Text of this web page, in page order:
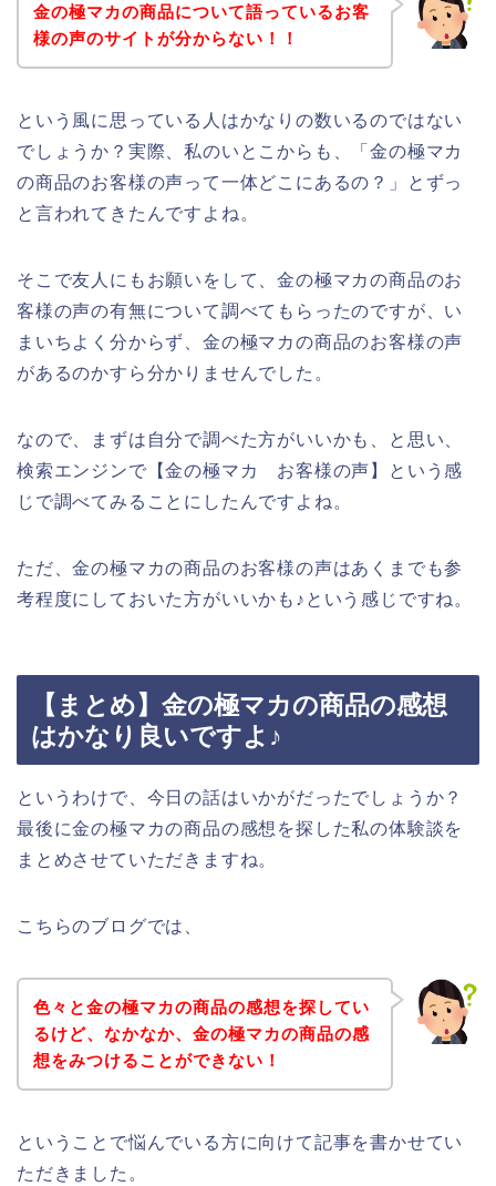
金の極マカの商品について語っているお客
様の声のサイトが分からない！！
という風に思っている人はかなりの数いるのではない
でしょうか？実際、私のいとこからも、「金の極マカ
の商品のお客様の声って一体どこにあるの？」とずっ
と言われてきたんですよね。
そこで友人にもお願いをして、金の極マカの商品のお
客様の声の有無について調べてもらったのですが、い
まいちよく分からず、金の極マカの商品のお客様の声
があるのかすら分かりませんでした。
なので、まずは自分で調べた方がいいかも、と思い、
検索エンジンで【金の極マカ お客様の声】という感
じで調べてみることにしたんですよね。
ただ、金の極マカの商品のお客様の声はあくまでも参
考程度にしておいた方がいいかも♪という感じですね。
【まとめ】金の極マカの商品の感想
はかなり良いですよ♪
というわけで、今日の話はいかがだったでしょうか？
最後に金の極マカの商品の感想を探した私の体験談を
まとめさせていただきますね。
こちらのブログでは、
色々と金の極マカの商品の感想を探してい
るけど、なかなか、金の極マカの商品の感
想をみつけることができない！
ということで悩んでいる方に向けて記事を書かせてい
ただきました。